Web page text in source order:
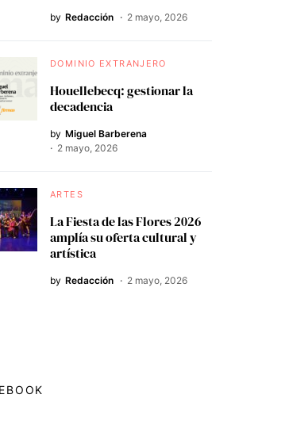
by Redacción 2 mayo, 2026
DOMINIO EXTRANJERO
Houellebecq: gestionar la
decadencia
by Miguel Barberena
2 mayo, 2026
ARTES
La Fiesta de las Flores 2026
amplía su oferta cultural y
artística
by Redacción 2 mayo, 2026